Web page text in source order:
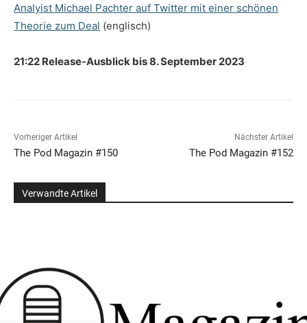
Analyist Michael Pachter auf Twitter mit einer schönen
Theorie zum Deal (englisch)
21:22 Release-Ausblick bis 8. September 2023
Vorheriger Artikel
The Pod Magazin #150
Nächster Artikel
The Pod Magazin #152
Verwandte Artikel